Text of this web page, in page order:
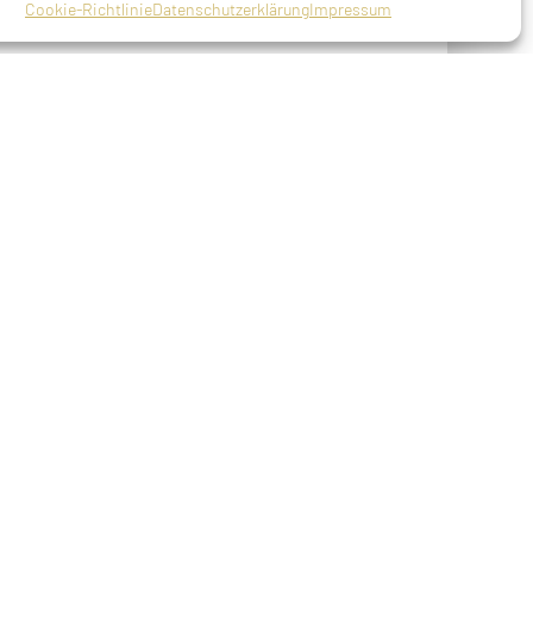
Cookie-RichtlinieDatenschutzerklärungImpressum
gestorben am 25.06.1938 in